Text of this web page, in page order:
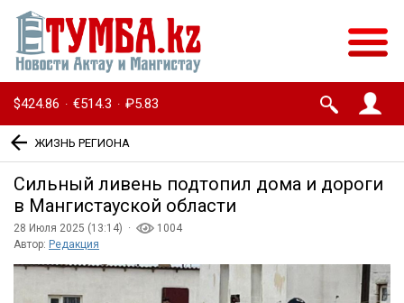
$424.86 · €514.3 · ₽5.83
ЖИЗНЬ РЕГИОНА
Сильный ливень подтопил дома и дороги
в Мангистауской области
28 Июля 2025 (13:14) ·
1004
Автор: Редакция